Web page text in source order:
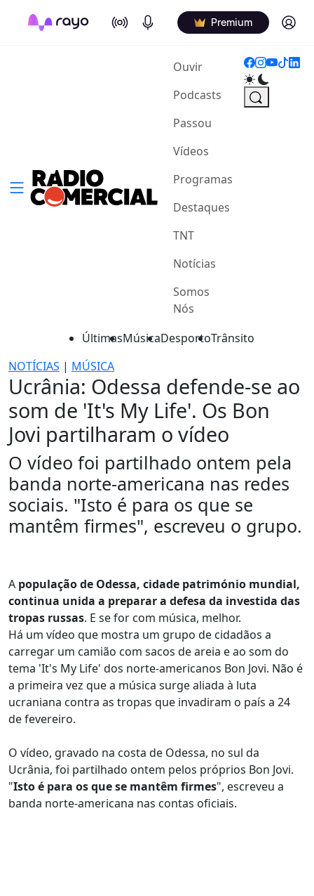
On Air Podcasts Premium Log in
Ouvir(current)
Podcasts
Passou
Vídeos
Programas
Destaques
TNT
Notícias
Somos
Nós
ÚltimasMúsicaDesportoTrânsito
NOTÍCIAS | MÚSICA
Ucrânia: Odessa defende-se ao
som de 'It's My Life'. Os Bon
Jovi partilharam o vídeo
O vídeo foi partilhado ontem pela
banda norte-americana nas redes
sociais. "Isto é para os que se
mantêm firmes", escreveu o grupo.
A população de Odessa, cidade património mundial,
continua unida a preparar a defesa da investida das
tropas russas. E se for com música, melhor.
Há um vídeo que mostra um grupo de cidadãos a
carregar um camião com sacos de areia e ao som do
tema 'It's My Life' dos norte-americanos Bon Jovi. Não é
a primeira vez que a música surge aliada à luta
ucraniana contra as tropas que invadiram o país a 24
de fevereiro.
O vídeo, gravado na costa de Odessa, no sul da
Ucrânia, foi partilhado ontem pelos próprios Bon Jovi.
"Isto é para os que se mantêm firmes", escreveu a
banda norte-americana nas contas oficiais.